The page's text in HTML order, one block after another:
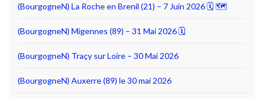
(BourgogneN) La Roche en Brenil (21) – 7 Juin 2026 🗓 🗺
(BourgogneN) Migennes (89) – 31 Mai 2026 🗓
(BourgogneN) Traçy sur Loire – 30 Mai 2026
(BourgogneN) Auxerre (89) le 30 mai 2026